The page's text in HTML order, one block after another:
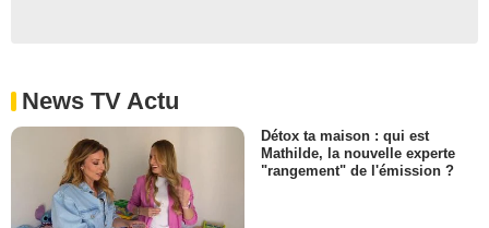
News TV Actu
Détox ta maison : qui est
Mathilde, la nouvelle experte
"rangement" de l'émission ?